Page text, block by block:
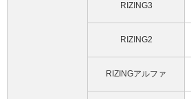
RIZING3
RIZING2
RIZINGアルファ